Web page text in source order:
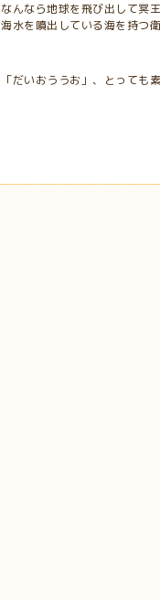
なんなら地球を飛び出して冥
海水を噴出している海を持つ
「だいおううお」、とっても